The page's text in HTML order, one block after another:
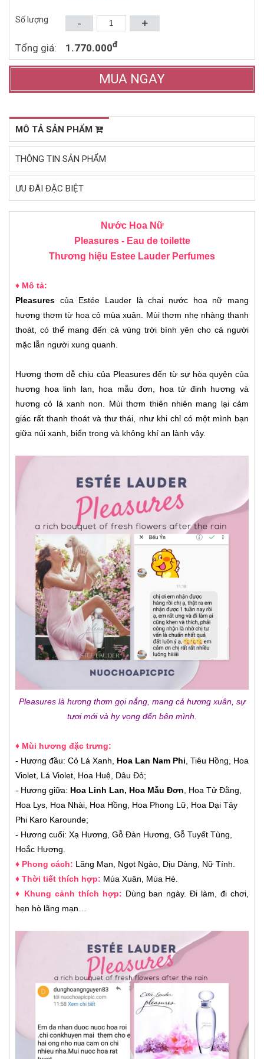
Số lượng +
-
Tổng giá: 1.770.000đ
MUA NGAY
Mua ngay
MÔ TẢ SẢN PHẨM
THÔNG TIN SẢN PHẨM
ƯU ĐÃI ĐẶC BIỆT
Nước Hoa Nữ
Pleasures - Eau de toilette
Thương hiệu Estee Lauder Perfumes
♦ Mô tả:
Pleasures của Estée Lauder là chai nước hoa nữ mang
hương thơm từ hoa cỏ mùa xuân. Mùi thơm nhẹ nhàng thanh
thoát, có thể mang đến cả vùng trời bình yên cho cả người
mặc lẫn người xung quanh.
Hương thơm dễ chịu của Pleasures đến từ sự hòa quyện của
hương hoa linh lan, hoa mẫu đơn, hoa tử đinh hương và
hương cỏ lá xanh non. Mùi thơm thiên nhiên mang lại cảm
giác rất thanh thoát và thư thái, như khi chỉ có một mình bạn
giữa núi xanh, biển trong và không khí an lành vậy.
Pleasures là hương thơm gọi nắng, mang cả hương xuân, sự
tươi mới và hy vọng đến bên mình.
♦ Mùi hương đặc trưng:
- Hương đầu: Cỏ Lá Xanh, Hoa Lan Nam Phi , Tiêu Hồng, Hoa
Violet, Lá Violet, Hoa Huệ, Dâu Đỏ;
- Hương giữa: Hoa Linh Lan, Hoa Mẫu Đơn , Hoa Tử Đằng,
Hoa Lys, Hoa Nhài, Hoa Hồng, Hoa Phong Lữ, Hoa Dại Tây
Phi Karo Karounde;
- Hương cuối: Xạ Hương, Gỗ Đàn Hương, Gỗ Tuyết Tùng,
Hoắc Hương.
♦ Phong cách: Lãng Mạn, Ngọt Ngào, Dịu Dàng, Nữ Tính.
♦ Thời tiết thích hợp: Mùa Xuân, Mùa Hè.
♦ Khung cảnh thích hợp: Dùng ban ngày. Đi làm, đi chơi,
hẹn hò lãng mạn…